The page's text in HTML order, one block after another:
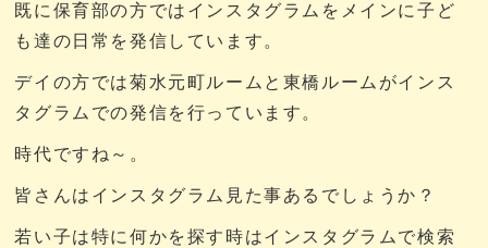
既に保育部の方ではインスタグラムをメインに子ど
も達の日常を発信しています。
デイの方では菊水元町ルームと東橋ルームがインス
タグラムでの発信を行っています。
時代ですね～。
皆さんはインスタグラム見た事あるでしょうか？
若い子は特に何かを探す時はインスタグラムで検索